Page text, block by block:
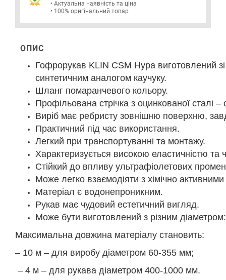
• Актуальна наявність та ціна
• 100% оригінальний товар
ОПИС
Гофрорукав KLIN CSM Hypa виготовлений
синтетичним аналогом каучуку.
Шланг помаранчевого кольору.
Профільована стрічка з оцинкованої сталі
Виріб має ребристу зовнішню поверхню,
Практичний під час використання.
Легкий при транспортуванні та монтажу.
Характеризується високою еластичністю
Стійкий до впливу ультрафіолетових
Може легко взаємодіяти з хімічно
Матеріал є водонепроникним.
Рукав має чудовий естетичний вигляд.
Може бути виготовлений з різним
Максимальна довжина матеріалу становить:
– 10 м – для виробу діаметром 60-355 мм;
– 4 м – для рукава діаметром 400-1000 мм.